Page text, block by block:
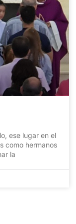
ese lugar en el
como hermanos
la